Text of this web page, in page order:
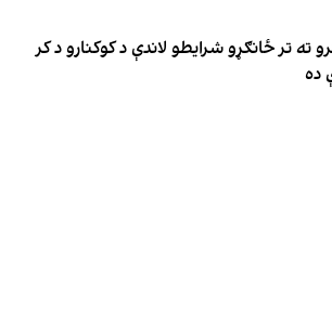
ته تر ځانګړو شرایطو لاندې د کوکنارو د کر
ده